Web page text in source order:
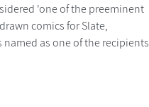
'one of the preeminent
comics for Slate,
named as one of the recipients